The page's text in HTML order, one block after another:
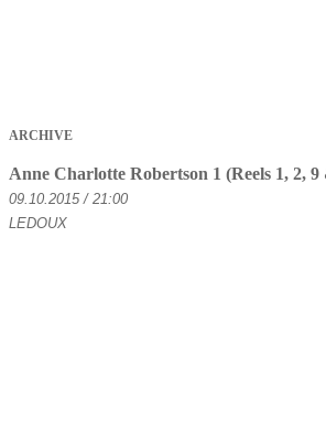
ARCHIVE
Anne Charlotte Robertson 1 (Reels 1, 2, 9
09.10.2015 / 21:00
LEDOUX